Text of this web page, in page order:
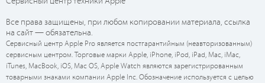
Все права защищены, при любом копировании материала, ссылка
на сайт — обязательна.
Сервисный центр Apple Pro является постгарантийным (неавторизованным)
сервисным центром. Торговые марки Apple, iPhone, iPod, iPad, Mac, iMac,
iTunes, MacBook, iOS, Mac OS, Apple Watch являются зарегистрированным
товарными знаками компании Apple Inc. Обозначение используется с целью